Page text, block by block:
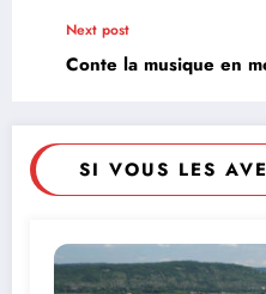
Next post
Conte la musique en
SI VOUS LES